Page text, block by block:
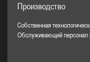
Производство
Собственная
Обслуживающий персонал